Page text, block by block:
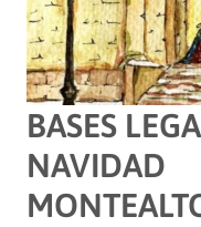
BASES
NAVIDAD